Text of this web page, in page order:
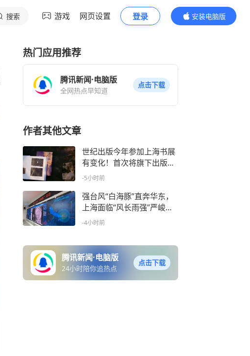
搜索 游戏 网页设置 登录
安装电脑版
内容更精彩
热门应用推荐
腾讯新闻·电脑版
全网热点早知道
点击下载
作者其他文章
世纪出版今年参加上海书展
有变化！首次将旗下出版社
聚合为四大板块，听听出版
-5小时前
强台风“白海豚”直奔华东，
上海面临“风长雨强”严峻考
验
-4小时前
腾讯新闻·电脑版
24小时陪你追热点
点击下载